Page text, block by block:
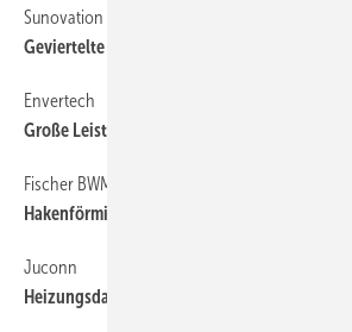
Sunovation
Geviertelte Zellen mit mehr Solarertrag
Envertech
Große Leistung aus kleinen PV-Anlagen holen
Fischer BWM
Hakenförmige Halter halten Hallen-PV-Fassade
Juconn
Heizungsdaten abgreifen